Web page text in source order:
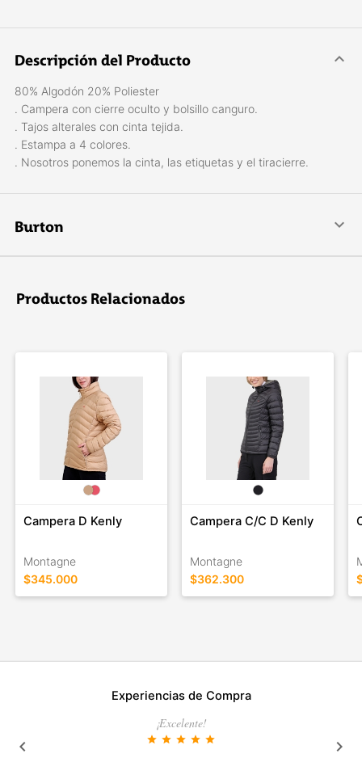
Descripción del Producto
80% Algodón 20% Poliester
. Campera con cierre oculto y bolsillo canguro.
. Tajos alterales con cinta tejida.
. Estampa a 4 colores.
. Nosotros ponemos la cinta, las etiquetas y el tiracierre.
Burton
Líder mundial en fabricación de tablas de snowboard, botas,
primeras marcas en establecer una fábrica de tablas, fundada
Productos Relacionados
Campera D Kenly
Montagne
$345.000
Campera C/C D Kenly
Montagne
$362.300
Experiencias de Compra
¡Excelente!
star star star star star
keyboard_arrow_left keyboard_arrow_right